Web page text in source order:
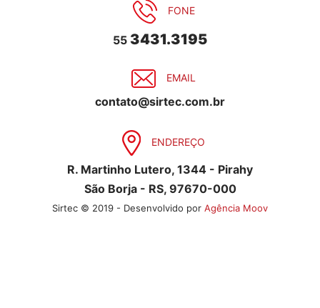
FONE
55 3431.3195
EMAIL
contato@sirtec.com.br
ENDEREÇO
R. Martinho Lutero, 1344 - Pirahy
São Borja - RS, 97670-000
Sirtec © 2019 - Desenvolvido por Agência Moov